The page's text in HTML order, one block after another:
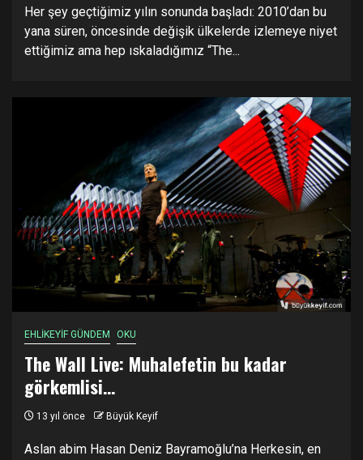
Her şey geçtiğimiz yılın sonunda başladı: 2010’dan bu
yana süren, öncesinde değişik ülkelerde izlemeye niyet
ettiğimiz ama hep ıskaladığımız “The...
EHLİKEYİF GÜNDEM OKU
The Wall Live: Muhalefetin bu kadar
görkemlisi…
13 yıl önce Büyük Keyif
Aslan abim Hasan Deniz Bayramoğlu’na Herkesin, en